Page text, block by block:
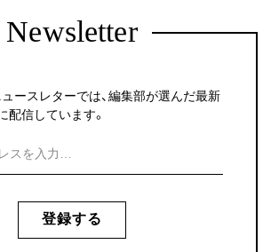
Newsletter
ースレターでは、編集部が選んだ最新
配信しています。
登録する